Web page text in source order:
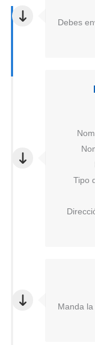
Debes
Tipo
Manda